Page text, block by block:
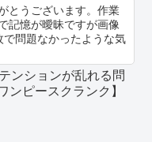
とうございます。作業
記憶が曖昧ですが画像
問題なかったような気
ンションが乱れる問
ピースクランク】